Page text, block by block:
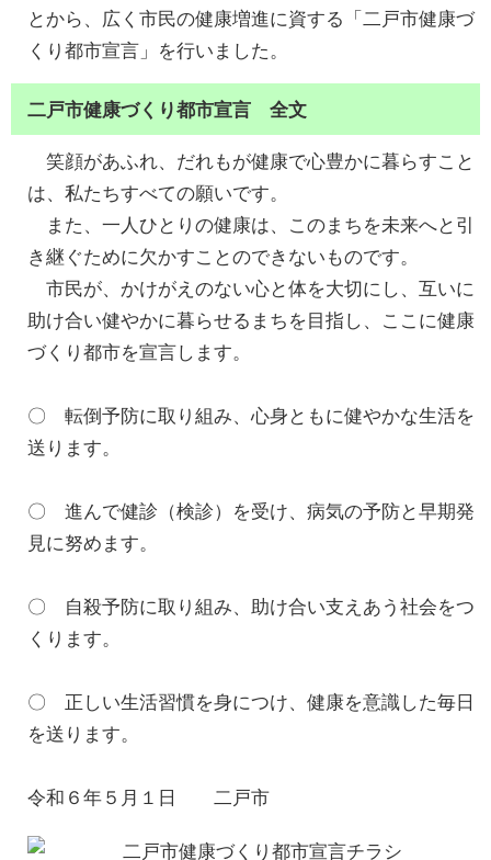
とから、広く市民の健康増進に資する「二戸市健康づ
くり都市宣言」を行いました。
二戸市健康づくり都市宣言 全文
笑顔があふれ、だれもが健康で心豊かに暮らすこと
は、私たちすべての願いです。
また、一人ひとりの健康は、このまちを未来へと引
き継ぐために欠かすことのできないものです。
市民が、かけがえのない心と体を大切にし、互いに
助け合い健やかに暮らせるまちを目指し、ここに健康
づくり都市を宣言します。
〇 転倒予防に取り組み、心身ともに健やかな生活を
送ります。
〇 進んで健診（検診）を受け、病気の予防と早期発
見に努めます。
〇 自殺予防に取り組み、助け合い支えあう社会をつ
くります。
〇 正しい生活習慣を身につけ、健康を意識した毎日
を送ります。
令和６年５月１日 二戸市